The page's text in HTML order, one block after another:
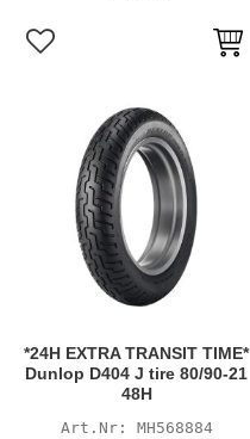
Lägg till i favoriter
*24H EXTRA TRANSIT TIME*
Dunlop D404 J tire 80/90-21
48H
MH568884